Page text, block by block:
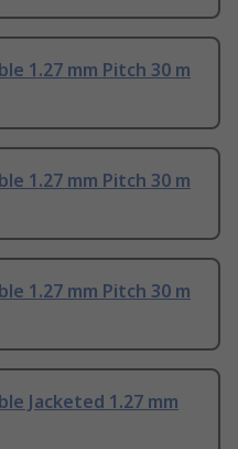
1.27 mm Pitch 30 m
1.27 mm Pitch 30 m
1.27 mm Pitch 30 m
Jacketed 1.27 mm